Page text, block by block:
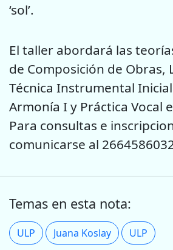
‘sol’.
El taller abordará las
de Composición de Obras,
Técnica Instrumental
Armonía I y Práctica Vocal
Para consultas e
comunicarse al
Temas en esta nota:
ULP Juana Koslay ULP